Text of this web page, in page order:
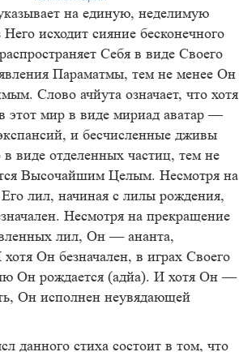
на единую, неделимую
исходит сияние бесконечного
Себя в виде Своего
Параматмы, тем не менее Он
Слово ачйута означает, что хотя
этот мир в виде мириад аватар —
и бесчисленные дживы
в виде отделенных частиц, тем не
Высочайшим Целым. Несмотря на
лил, начиная с лилы рождения,
Несмотря на прекращение
лил, Он — ананта,
Он безначален, в играх Своего
Он рождается (адйа). И хотя Он —
Он исполнен неувядающей
данного стиха состоит в том, что